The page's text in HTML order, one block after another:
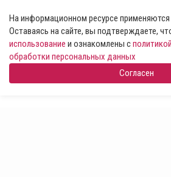
На информационном ресурсе
Оставаясь на сайте, вы подтверждаете,
использование и ознакомлены с
обработки персональных данных
Согласен